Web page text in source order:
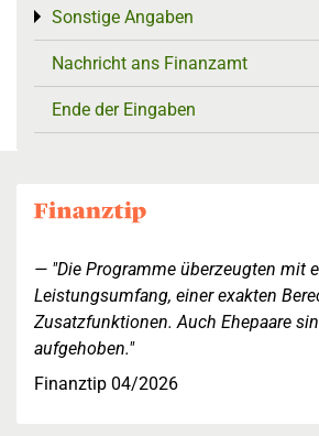
Sonstige Angaben
Toggle menu
Nachricht ans Finanzamt
Ende der Eingaben
"Die Programme überzeugten mit
Leistungsumfang, einer exakten
Zusatzfunktionen. Auch Ehepaare
aufgehoben."
Finanztip 04/2026